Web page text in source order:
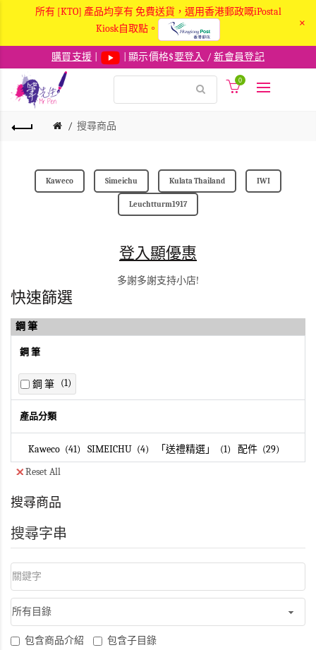
所有 [KTO] 產品均享有 免費送貨，選用香港郵政嘅iPostal
Kiosk自取點。
×
購買支援 | 顯示價格$要登入 /新會員登記
0
搜尋商品
Kaweco Simeichu Kulata Thailand IWI
Leuchtturm1917
登入顯優惠
多謝多謝支持小店!
快速篩選
鋼 筆
鋼 筆
鋼 筆 1
產品分類
Kaweco 41 SIMEICHU 4 「送禮精選」 1 配件
29
Reset All
搜尋商品
搜尋字串
包含商品介紹 包含子目錄